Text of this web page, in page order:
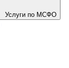
Услуги по МСФО